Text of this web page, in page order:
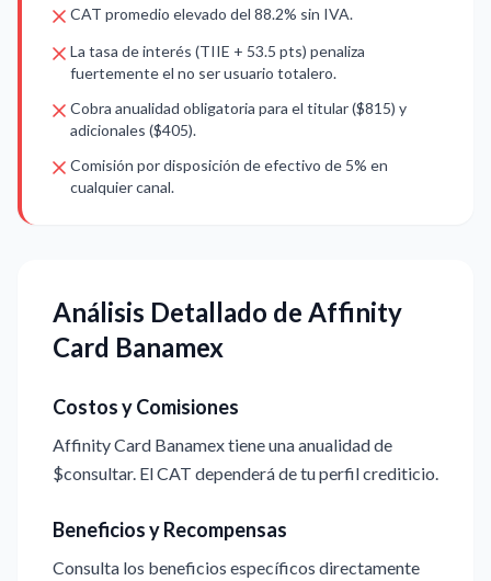
CAT promedio elevado del 88.2% sin IVA.
La tasa de interés (TIIE + 53.5 pts) penaliza
fuertemente el no ser usuario totalero.
Cobra anualidad obligatoria para el titular ($815) y
adicionales ($405).
Comisión por disposición de efectivo de 5% en
cualquier canal.
Análisis Detallado de Affinity
Card Banamex
Costos y Comisiones
Affinity Card Banamex tiene una anualidad de
$consultar. El CAT dependerá de tu perfil crediticio.
Beneficios y Recompensas
Consulta los beneficios específicos directamente